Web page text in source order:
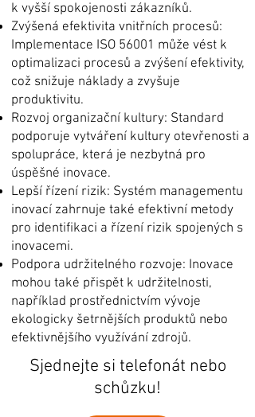
k vyšší spokojenosti zákazníků.
Zvýšená efektivita vnitřních procesů:
Implementace ISO 56001 může vést k
optimalizaci procesů a zvýšení efektivity,
což snižuje náklady a zvyšuje
produktivitu.
Rozvoj organizační kultury: Standard
podporuje vytváření kultury otevřenosti a
spolupráce, která je nezbytná pro
úspěšné inovace.
Lepší řízení rizik: Systém managementu
inovací zahrnuje také efektivní metody
pro identifikaci a řízení rizik spojených s
inovacemi.
Podpora udržitelného rozvoje: Inovace
mohou také přispět k udržitelnosti,
například prostřednictvím vývoje
ekologicky šetrnějších produktů nebo
efektivnějšího využívání zdrojů.
Sjednejte si telefonát nebo
schůzku!